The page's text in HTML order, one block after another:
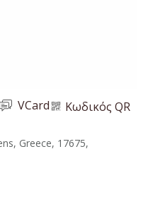
Κωδικός QR
VCard
Greece, 17675,